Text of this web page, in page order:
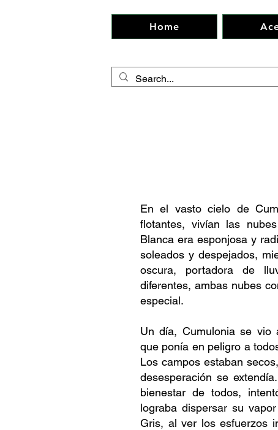
Home
En el vasto cielo de
flotantes, vivían las
Blanca era esponjosa y
soleados y despejados,
oscura, portadora de
diferentes, ambas nubes
especial.
Un día, Cumulonia se vio
que ponía en peligro a
Los campos estaban
desesperación se
bienestar de todos,
lograba dispersar su
Gris, al ver los esfuerzos